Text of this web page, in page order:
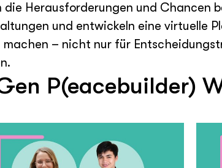
Herausforderungen und Chancen
und entwickeln eine virtuelle
– nicht nur für
P(eacebuilder)